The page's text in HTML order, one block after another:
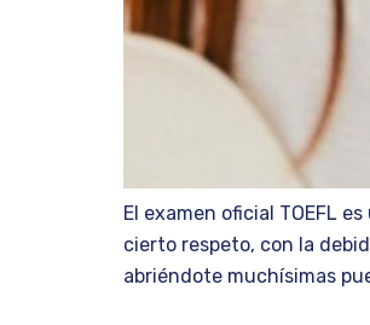
El examen oficial TOEFL
cierto respeto, con la
abriéndote muchísimas